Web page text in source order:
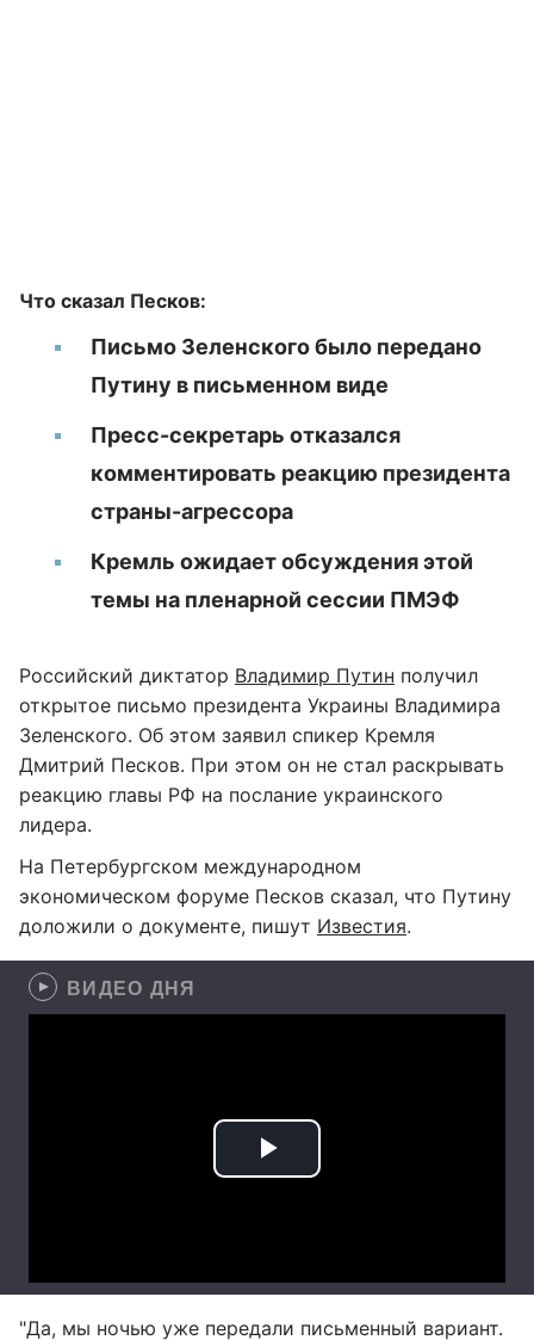
Что сказал Песков:
Письмо Зеленского было передано
Путину в письменном виде
Пресс-секретарь отказался
комментировать реакцию президента
страны-агрессора
Кремль ожидает обсуждения этой
темы на пленарной сессии ПМЭФ
Российский диктатор Владимир Путин получил
открытое письмо президента Украины Владимира
Зеленского. Об этом заявил спикер Кремля
Дмитрий Песков. При этом он не стал раскрывать
реакцию главы РФ на послание украинского
лидера.
На Петербургском международном
экономическом форуме Песков сказал, что Путину
доложили о документе, пишут Известия.
ВИДЕО ДНЯ
"Да, мы ночью уже передали письменный вариант.